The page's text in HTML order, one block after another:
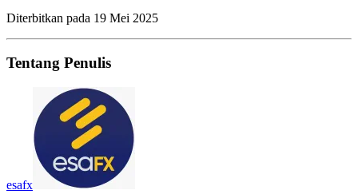
Diterbitkan pada 19 Mei 2025
Tentang Penulis
esafx